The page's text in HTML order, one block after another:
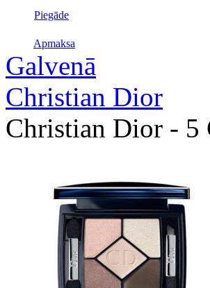
Piegāde
Apmaksa
Galvenā
Christian Dior
Christian Dior - 5